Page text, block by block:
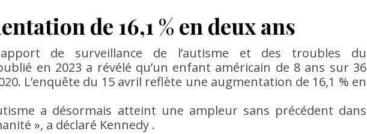
de 16,1 % en deux ans
de surveillance de l’autisme et des troubles du
en 2023 a révélé qu’un enfant américain de 8 ans sur 36
L’enquête du 15 avril reflète une augmentation de 16,1 % en
a désormais atteint une ampleur sans précédent dans
», a déclaré Kennedy .